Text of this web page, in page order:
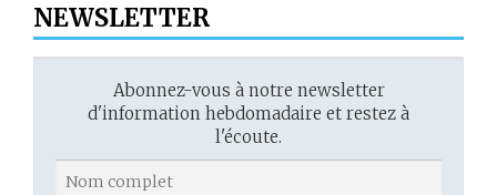
NEWSLETTER
Abonnez-vous à notre newsletter
d'information hebdomadaire et restez à
l'écoute.